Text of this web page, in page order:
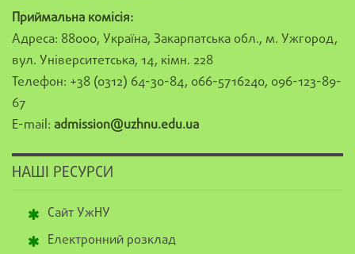
Приймальна комісія:
Адреса: 88000, Україна, Закарпатська обл., м. Ужгород,
вул. Університетська, 14, кімн. 228
Телефон: +38 (0312) 64-30-84, 066-5716240, 096-123-89-
67
E-mail: admission@uzhnu.edu.ua
НАШІ РЕСУРСИ
Сайт УжНУ
Електронний розклад